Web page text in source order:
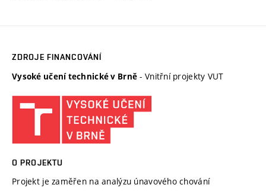
ZDROJE FINANCOVÁNÍ
Vysoké učení technické v Brně - Vnitřní projekty VUT
O PROJEKTU
Projekt je zaměřen na analýzu únavového chování